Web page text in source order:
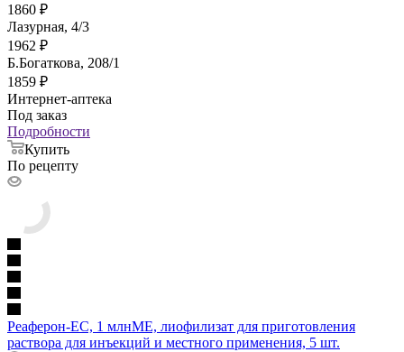
1860 ₽
Лазурная, 4/3
1962 ₽
Б.Богаткова, 208/1
1859 ₽
Интернет-аптека
Под заказ
Подробности
Купить
По рецепту
Реаферон-ЕС, 1 млнМЕ, лиофилизат для приготовления
раствора для инъекций и местного применения, 5 шт.